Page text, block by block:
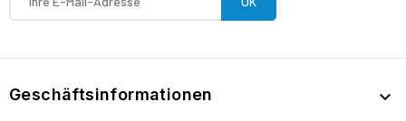
Geschäftsinformationen 